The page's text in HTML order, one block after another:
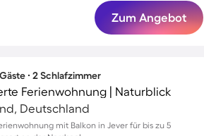
Zum Angebot
∙ 2 Schlafzimmer
Ferienwohnung | Naturblick
Deutschland
mit Balkon in Jever für bis zu 5